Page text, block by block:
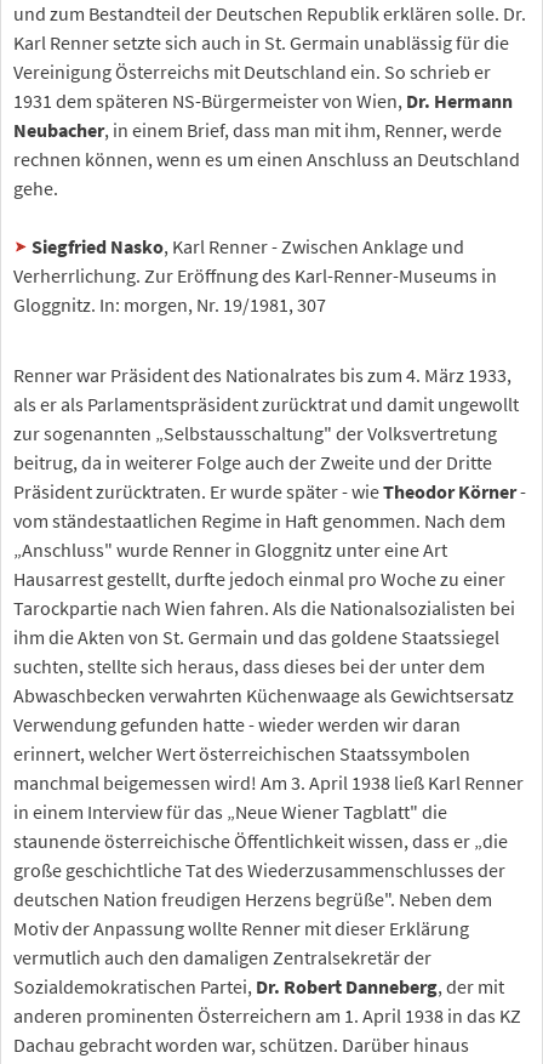
und zum Bestandteil der Deutschen Republik erklären solle. Dr.
Karl Renner setzte sich auch in St. Germain unablässig für die
Vereinigung Österreichs mit Deutschland ein. So schrieb er
1931 dem späteren NS-Bürgermeister von Wien, Dr. Hermann
Neubacher, in einem Brief, dass man mit ihm, Renner, werde
rechnen können, wenn es um einen Anschluss an Deutschland
gehe.
Siegfried Nasko, Karl Renner - Zwischen Anklage und
Verherrlichung. Zur Eröffnung des Karl-Renner-Museums in
Gloggnitz. In: morgen, Nr. 19/1981, 307
Renner war Präsident des Nationalrates bis zum 4. März 1933,
als er als Parlamentspräsident zurücktrat und damit ungewollt
zur sogenannten „Selbstausschaltung" der Volksvertretung
beitrug, da in weiterer Folge auch der Zweite und der Dritte
Präsident zurücktraten. Er wurde später - wieTheodor Körner-
vom ständestaatlichen Regime in Haft genommen. Nach dem
„Anschluss" wurde Renner in Gloggnitz unter eine Art
Hausarrest gestellt, durfte jedoch einmal pro Woche zu einer
Tarockpartie nach Wien fahren. Als die Nationalsozialisten bei
ihm die Akten von St. Germain und das goldene Staatssiegel
suchten, stellte sich heraus, dass dieses bei der unter dem
Abwaschbecken verwahrten Küchenwaage als Gewichtsersatz
Verwendung gefunden hatte - wieder werden wir daran
erinnert, welcher Wert österreichischen Staatssymbolen
manchmal beigemessen wird! Am 3. April 1938 ließ Karl Renner
in einem Interview für das „Neue Wiener Tagblatt" die
staunende österreichische Öffentlichkeit wissen, dass er „die
große geschichtliche Tat des Wiederzusammenschlusses der
deutschen Nation freudigen Herzens begrüße". Neben dem
Motiv der Anpassung wollte Renner mit dieser Erklärung
vermutlich auch den damaligen Zentralsekretär der
Sozialdemokratischen Partei, Dr. Robert Danneberg, der mit
anderen prominenten Österreichern am 1. April 1938 in das KZ
Dachau gebracht worden war, schützen. Darüber hinaus